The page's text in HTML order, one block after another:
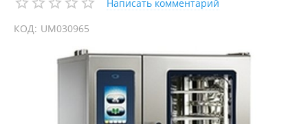
Написать комментарий
КОД: UM030965